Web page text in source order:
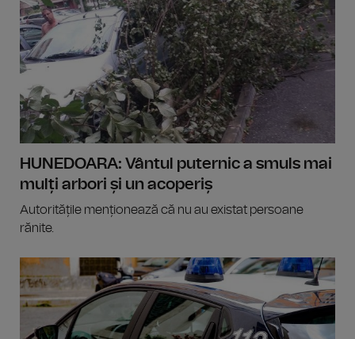
HUNEDOARA: Vântul puternic a smuls mai
mulți arbori și un acoperiș
Autoritățile menționează că nu au existat persoane
rănite.